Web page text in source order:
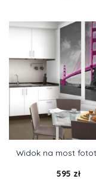
Widok na most
595 zł